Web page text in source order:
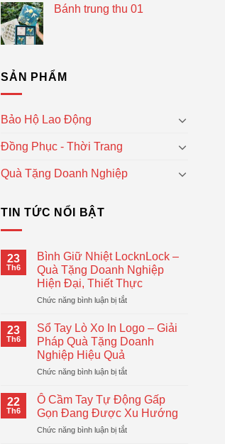
Bánh trung thu 01
SẢN PHẨM
Bảo Hộ Lao Động
Đồng Phục - Thời Trang
Quà Tặng Doanh Nghiệp
TIN TỨC NỔI BẬT
23
Th6
Bình Giữ Nhiệt LocknLock –
Quà Tặng Doanh Nghiệp
Hiện Đại, Thiết Thực
Chức năng bình luận bị tắtở
Nhiệt
LocknLock
Quà
Doanh
Nghiệp
Hiện
Đại,
23
Th6
Sổ Tay Lò Xo In Logo – Giải
Pháp Quà Tặng Doanh
Nghiệp Hiệu Quả
Chức năng bình luận bị tắtở
Tay
Lò
Xo
In
22
Th6
Ô Cầm Tay Tự Động Gấp
Gọn Đang Được Xu Hướng
Chức năng bình luận bị tắtở